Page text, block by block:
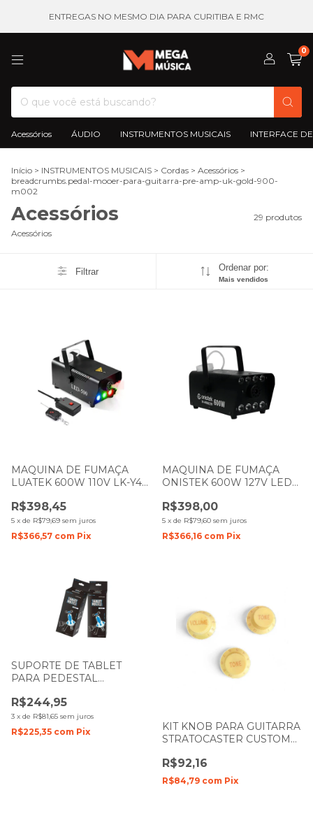
ENTREGAS NO MESMO DIA PARA CURITIBA E RMC
0
Acessórios ÁUDIO INSTRUMENTOS MUSICAIS INTERFACE
Início > INSTRUMENTOS MUSICAIS > Cordas > Acessórios >
breadcrumbs.pedal-mooer-para-guitarra-pre-amp-uk-gold-900-
m002
Acessórios
29 produtos
Acessórios
Filtrar Ordenar por:
Mais vendidos
MAQUINA DE FUMAÇA
LUATEK 600W 110V LK-Y4
R$398,45
5 x de R$79,69 sem juros
R$366,57 com Pix
MAQUINA DE FUMAÇA
ONISTEK 600W 127V LED
R$398,00
5 x de R$79,60 sem juros
R$366,16 com Pix
SUPORTE DE TABLET
PARA PEDESTAL
R$244,95
3 x de R$81,65 sem juros
R$225,35 com Pix
KIT KNOB PARA GUITARRA
STRATOCASTER CUSTOM
R$92,16
R$84,79 com Pix